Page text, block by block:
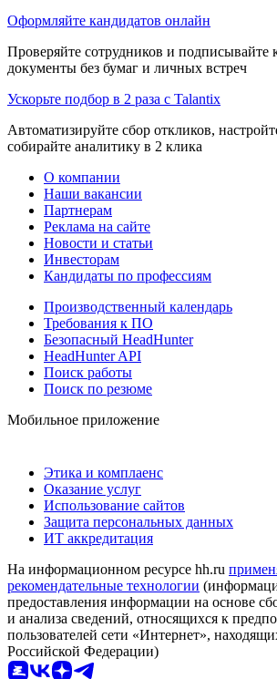
Оформляйте кандидатов онлайн
Проверяйте сотрудников и подписывайте
документы без бумаг и личных встреч
Ускорьте подбор в 2 раза с Talantix
Автоматизируйте сбор откликов,
собирайте аналитику в 2 клика
О компании
Наши вакансии
Партнерам
Реклама на сайте
Новости и статьи
Инвесторам
Кандидаты по профессиям
Производственный календарь
Требования к ПО
Безопасный HeadHunter
HeadHunter API
Поиск работы
Поиск по резюме
Мобильное приложение
Этика и комплаенс
Оказание услуг
Использование сайтов
Защита персональных данных
ИТ аккредитация
На информационном ресурсе hh.ru
рекомендательные технологии
предоставления информации на основе
и анализа сведений, относящихся к
пользователей сети «Интернет»,
Российской Федерации)